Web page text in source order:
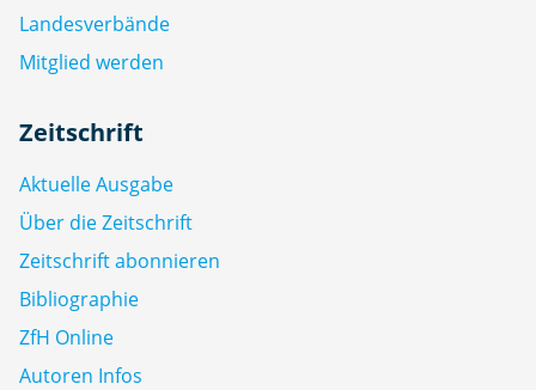
Landesverbände
Mitglied werden
Zeitschrift
Aktuelle Ausgabe
Über die Zeitschrift
Zeitschrift abonnieren
Bibliographie
ZfH Online
Autoren Infos